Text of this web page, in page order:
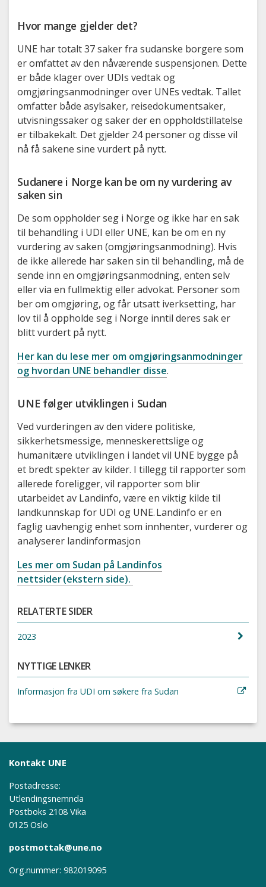
Hvor mange gjelder det?
UNE har totalt 37 saker fra sudanske borgere som
er omfattet av den nåværende suspensjonen. Dette
er både klager over UDIs vedtak og
omgjøringsanmodninger over UNEs vedtak. Tallet
omfatter både asylsaker, reisedokumentsaker,
utvisningssaker og saker der en oppholdstillatelse
er tilbakekalt. Det gjelder 24 personer og disse vil
nå få sakene sine vurdert på nytt.
Sudanere i Norge kan be om ny vurdering av
saken sin
De som oppholder seg i Norge og ikke har en sak
til behandling i UDI eller UNE, kan be om en ny
vurdering av saken (omgjøringsanmodning). Hvis
de ikke allerede har saken sin til behandling, må de
sende inn en omgjøringsanmodning, enten selv
eller via en fullmektig eller advokat. Personer som
ber om omgjøring, og får utsatt iverksetting, har
lov til å oppholde seg i Norge inntil deres sak er
blitt vurdert på nytt.
Her kan du lese mer om omgjøringsanmodninger
og hvordan UNE behandler disse.
UNE følger utviklingen i Sudan
Ved vurderingen av den videre politiske,
sikkerhetsmessige, menneskerettslige og
humanitære utviklingen i landet vil UNE bygge på
et bredt spekter av kilder. I tillegg til rapporter som
allerede foreligger, vil rapporter som blir
utarbeidet av Landinfo, være en viktig kilde til
landkunnskap for UDI og UNE. Landinfo er en
faglig uavhengig enhet som innhenter, vurderer og
analyserer landinformasjon
Les mer om Sudan på Landinfos
nettsider (ekstern side).
RELATERTE SIDER
2023
NYTTIGE LENKER
Informasjon fra UDI om søkere fra Sudan
Kontakt UNE
Postadresse:
Utlendingsnemnda
Postboks 2108 Vika
0125 Oslo
postmottak@une.no
Org.nummer: 982019095